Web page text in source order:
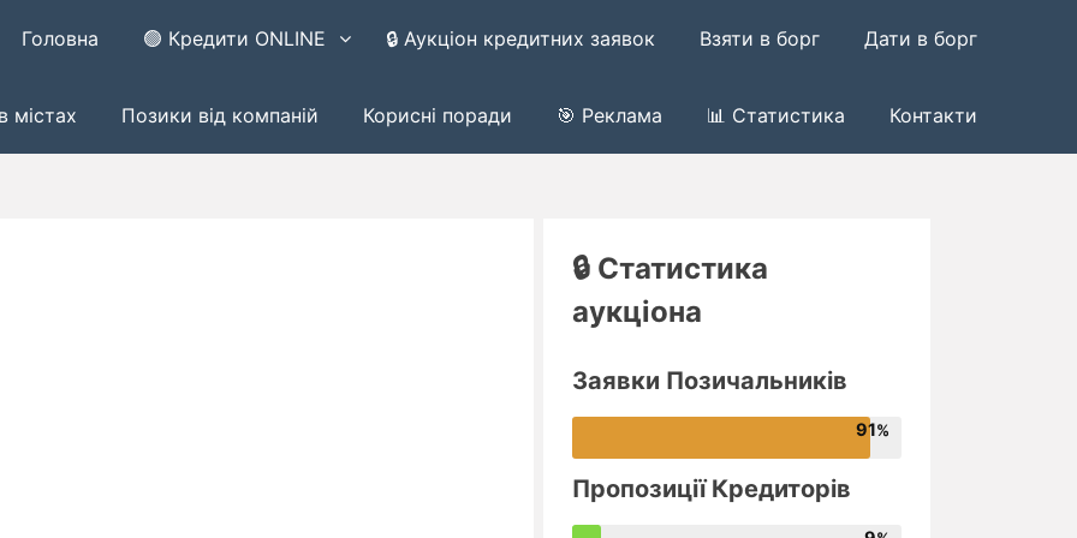
Головна 🟢 Кредити ONLINE 🔒 Аукціон кредитних заявок Взяти в борг Дати в борг
містах Позики від компаній Корисні поради 🎯 Реклама 📊 Статистика Контакти
🔒 Статистика
аукціона
Заявки Позичальників
91
Пропозиції Кредиторів